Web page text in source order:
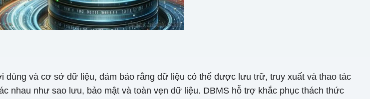
và cơ sở dữ liệu, đảm bảo rằng dữ liệu có thể được lưu trữ, truy xuất và thao tác
nhau như sao lưu, bảo mật và toàn vẹn dữ liệu. DBMS hỗ trợ khắc phục thách thức